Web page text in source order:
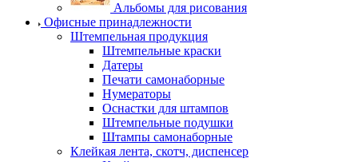
Альбомы для рисования
Офисные принадлежности
Штемпельная продукция
Штемпельные краски
Датеры
Печати самонаборные
Нумераторы
Оснастки для штампов
Штемпельные подушки
Штампы самонаборные
Клейкая лента, скотч, диспенсер